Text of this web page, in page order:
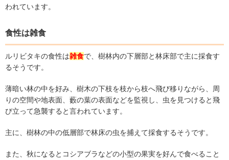
われています。
食性は雑食
ルリビタキの食性は雑食で、樹林内の下層部と林床部で主に採食す
るそうです。
薄暗い林の中を好み、樹木の下枝を枝から枝へ飛び移りながら、周
りの空間や地表面、藪の葉の表面などを監視し、虫を見つけると飛
び立って急襲すると言われています。
主に、樹林の中の低層部で林床の虫を捕えて採食するそうです。
また、秋になるとコシアブラなどの小型の果実を好んで食べること